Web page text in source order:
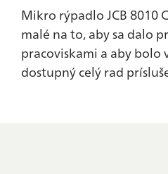
Mikro rýpadlo JCB 8010
malé na to, aby sa dalo
pracoviskami a aby bolo
dostupný celý rad